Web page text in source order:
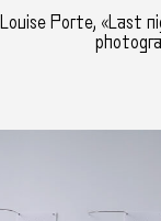
Louise Porte, «Last